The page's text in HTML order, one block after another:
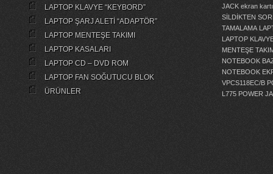
LAPTOP KLAVYE “KEYBORD”
LAPTOP ŞARJ ALETİ “ADAPTÖR”
LAPTOP MENTEŞE TAKIMI
LAPTOP KASALARI
LAPTOP CD – DVD ROM
LAPTOP FAN SOĞUTUCU BLOK
ÜRÜNLER
JACK ekran
SİLDİKTEN
TAMALAMA
LAPTOP
MENTEŞE
NOTEBOOK
NOTEBOOK
VPCS118EC/B
L775 POWER